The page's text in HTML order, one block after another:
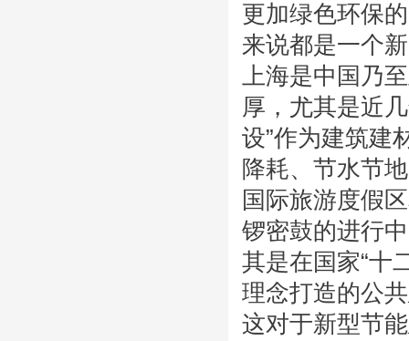
更加绿色环保
来说都是一个
上海是中国乃
厚，尤其是近
设”作为建筑建
降耗、节水节
国际旅游度假
锣密鼓的进行
其是在国家“十
理念打造的公
这对于新型节